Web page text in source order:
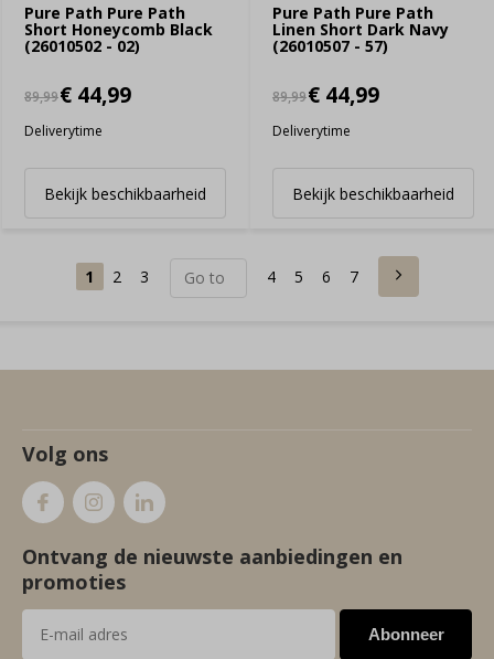
Pure Path Pure Path
Short Honeycomb Black
(26010502 - 02)
89,99€ 44,99
Deliverytime
Bekijk beschikbaarheid
Pure Path Pure Path
Linen Short Dark Navy
(26010507 - 57)
89,99€ 44,99
Deliverytime
Bekijk beschikbaarheid
1 2 3 4 5 6 7
Volg ons
Ontvang de nieuwste aanbiedingen en
promoties
Abonneer